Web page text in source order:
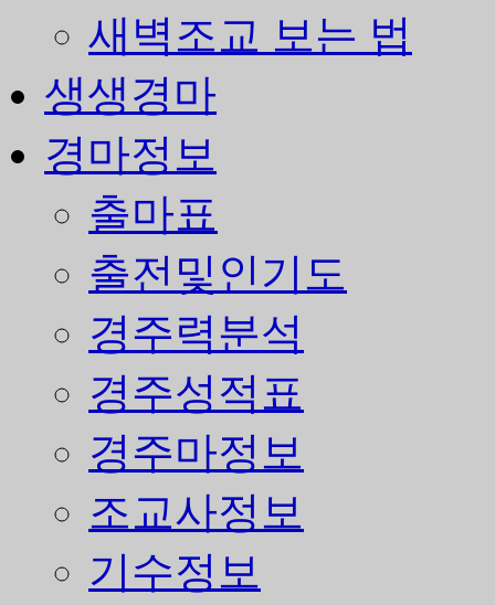
새벽조교 보는 법
생생경마
경마정보
출마표
출전및인기도
경주력분석
경주성적표
경주마정보
조교사정보
기수정보